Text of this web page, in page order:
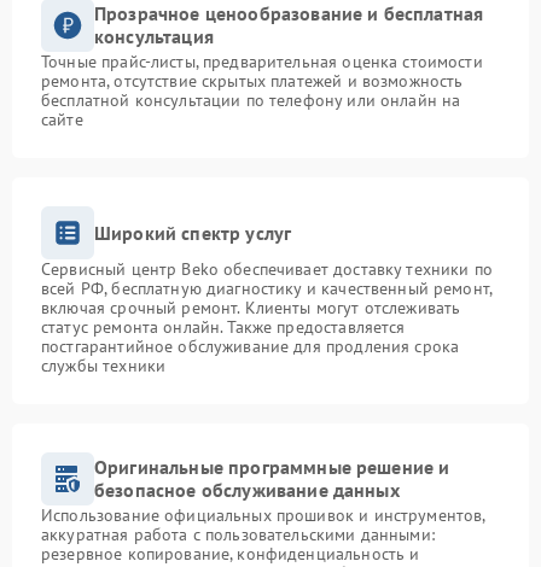
Прозрачное ценообразование и бесплатная
консультация
Точные прайс-листы, предварительная оценка стоимости
ремонта, отсутствие скрытых платежей и возможность
бесплатной консультации по телефону или онлайн на
сайте
Широкий спектр услуг
Сервисный центр Beko обеспечивает доставку техники по
всей РФ, бесплатную диагностику и качественный ремонт,
включая срочный ремонт. Клиенты могут отслеживать
статус ремонта онлайн. Также предоставляется
постгарантийное обслуживание для продления срока
службы техники
Оригинальные программные решение и
безопасное обслуживание данных
Использование официальных прошивок и инструментов,
аккуратная работа с пользовательскими данными:
резервное копирование, конфиденциальность и